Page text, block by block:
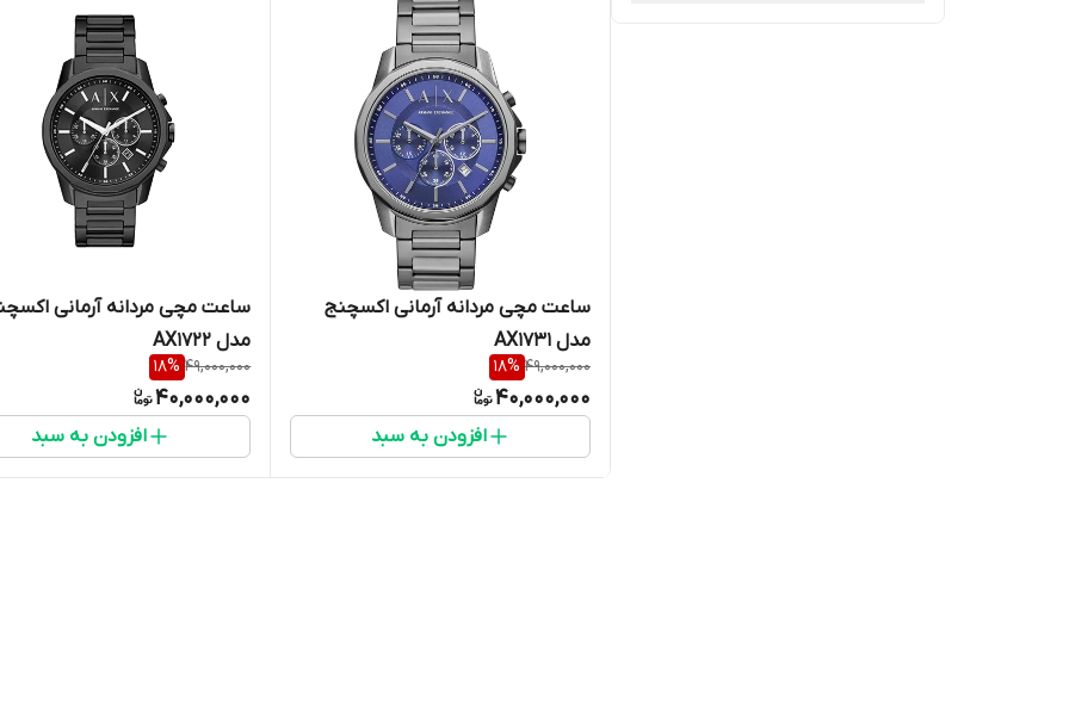
ساعت مچی مردانه آرمانی اکسچنج
مدل AX1731
49,000,000
18%
40,000,000
افزودن به سبد
ساعت مچی مردانه آرمانی
مدل AX1722
49,000,000
18%
40,000,000
افزودن به سبد